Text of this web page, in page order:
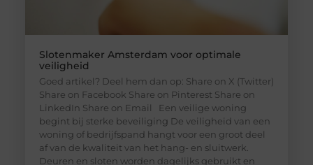
Slotenmaker Amsterdam voor optimale
veiligheid
Goed artikel? Deel hem dan op: Share on X (Twitter)
Share on Facebook Share on Pinterest Share on
LinkedIn Share on Email Een veilige woning
begint bij sterke beveiliging De veiligheid van een
woning of bedrijfspand hangt voor een groot deel
af van de kwaliteit van het hang- en sluitwerk.
Deuren en sloten worden dagelijks gebruikt en